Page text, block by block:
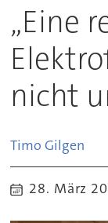
„Eine
nicht
Timo Gilgen
28. März